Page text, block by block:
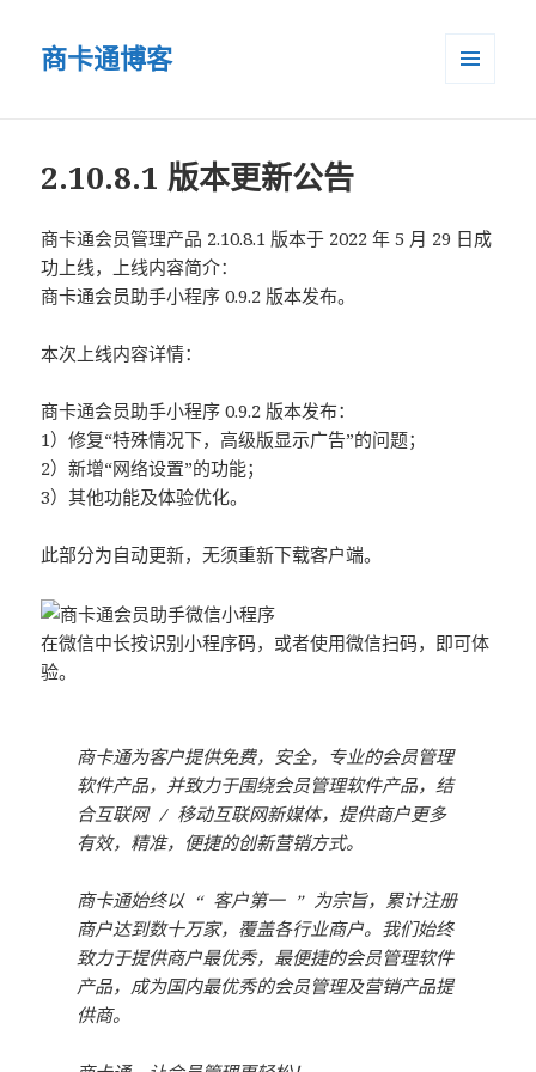
商卡通博客
2.10.8.1 版本更新公告
商卡通会员管理产品 2.10.8.1 版本于 2022 年 5 月 29 日成
功上线，上线内容简介：
商卡通会员助手小程序 0.9.2 版本发布。
本次上线内容详情：
商卡通会员助手小程序 0.9.2 版本发布：
1）修复“特殊情况下，高级版显示广告”的问题；
2）新增“网络设置”的功能；
3）其他功能及体验优化。
此部分为自动更新，无须重新下载客户端。
在微信中长按识别小程序码，或者使用微信扫码，即可体
验。
商卡通为客户提供免费，安全，专业的会员管理
软件产品，并致力于围绕会员管理软件产品，结
合互联网 / 移动互联网新媒体，提供商户更多
有效，精准，便捷的创新营销方式。
商卡通始终以 “ 客户第一 ” 为宗旨，累计注册
商户达到数十万家，覆盖各行业商户。我们始终
致力于提供商户最优秀，最便捷的会员管理软件
产品，成为国内最优秀的会员管理及营销产品提
供商。